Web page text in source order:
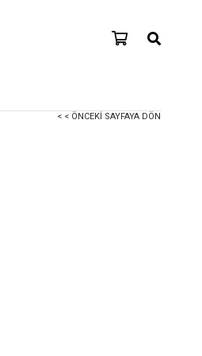
< < ÖNCEKI SAYFAYA DÖN